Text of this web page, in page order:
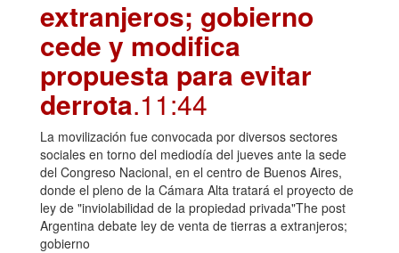
extranjeros; gobierno
cede y modifica
propuesta para evitar
derrota.11:44
La movilización fue convocada por diversos sectores
sociales en torno del mediodía del jueves ante la sede
del Congreso Nacional, en el centro de Buenos Aires,
donde el pleno de la Cámara Alta tratará el proyecto de
ley de "inviolabilidad de la propiedad privada"The post
Argentina debate ley de venta de tierras a extranjeros;
gobierno